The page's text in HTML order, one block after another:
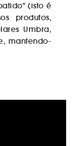
(isto é
produtos,
Umbra,
mantendo-